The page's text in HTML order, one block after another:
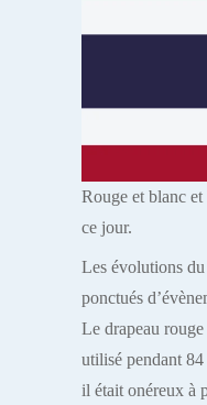
Rouge et blanc
ce jour.
Les évolutions du
ponctués
Le drapeau
utilisé pendant 84
il était onéreux à